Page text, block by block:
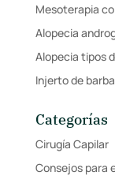
Mesoterapia
Alopecia
Alopecia tipos
Injerto de
Categorías
Cirugía Capilar
Consejos para